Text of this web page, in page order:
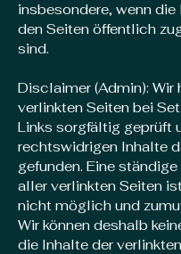
insbesondere, wenn die
den Seiten öffentlich
sind.
Disclaimer (Admin): Wir
verlinkten Seiten bei
Links sorgfältig geprüft
rechtswidrigen Inhalte
gefunden. Eine
aller verlinkten Seiten
nicht möglich und
Wir können deshalb
die Inhalte der